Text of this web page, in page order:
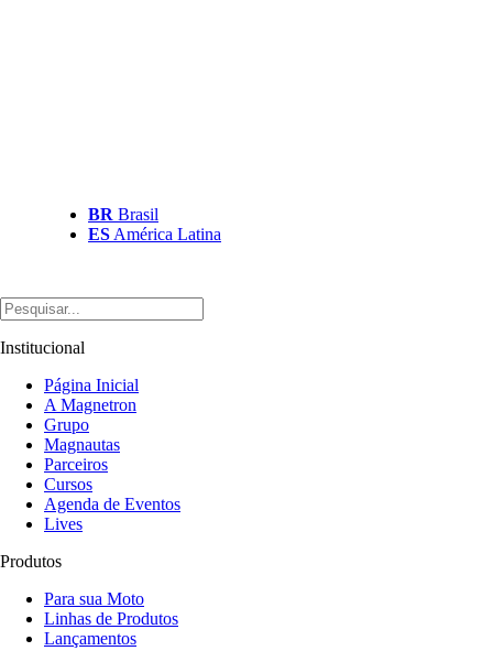
BR Brasil
ES América Latina
Institucional
Página Inicial
A Magnetron
Grupo
Magnautas
Parceiros
Cursos
Agenda de Eventos
Lives
Produtos
Para sua Moto
Linhas de Produtos
Lançamentos